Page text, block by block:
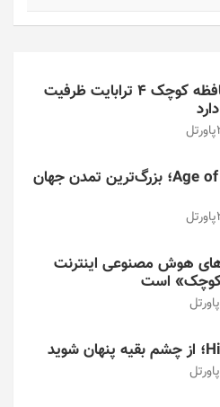
این کارت حافظه کوچک ۴ ترابایت ظرفیت
پاورتل
بازی/ Age of 2048؛ بزرگ‌ترین تمدن جهان
پاورتل
هوش مصنوعی اینترنت
است
پاورتل
پاورتل